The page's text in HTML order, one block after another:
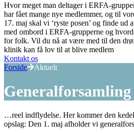
Hvor meget man deltager i ERFA-
har fået mange nye medlemmer, og til
17. maj skal vi ‘ryste posen’ og finde ud
med ombord i ERFA-grupperne og
for folk. Vil du nå at være med til den
klinik kan få lov til at blive medlem
Kontakt os
Forside
Aktuelt
…reel indflydelse. Her kommer den
opslag: Den 1. maj afholder vi